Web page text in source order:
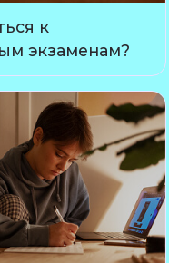
к
экзаменам?